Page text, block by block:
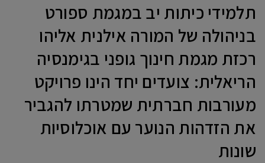
תלמידי כיתות יב במגמת ספורט
בניהולה של המורה אילנית אליהו
רכזת מגמת חינוך גופני בגימנסיה
הריאלית: צועדים יחד הינו פרויקט
מעורבות חברתית שמטרתו להגביר
את הזדהות הנוער עם אוכלוסיות
שונות